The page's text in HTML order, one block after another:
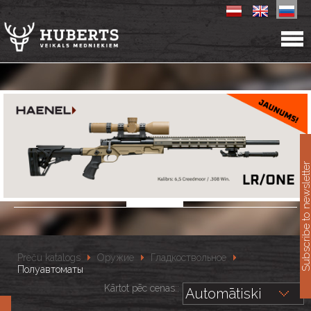
Preču katalogs Оружие
Гладкоствольное
Полуавтоматы
Kārtot pēc cenas::
Subscribe